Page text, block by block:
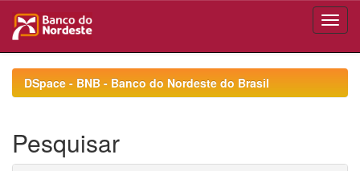
navigationDSpace - BNB - Banco do Nordeste do Brasil
Pesquisar